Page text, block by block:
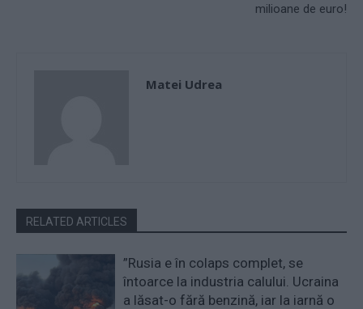
milioane de euro!
Matei Udrea
RELATED ARTICLES
”Rusia e în colaps complet, se
întoarce la industria calului. Ucraina
a lăsat-o fără benzină, iar la iarnă o